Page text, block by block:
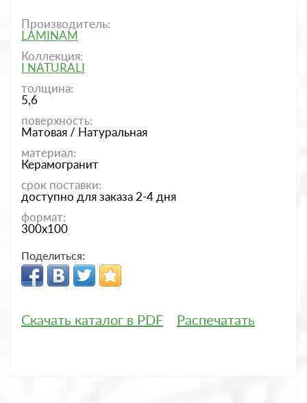
Производитель:
LAMINAM
Коллекция:
I NATURALI
толщина:
5,6
поверхность:
Матовая / Натуральная
материал:
Керамогранит
срок поставки:
доступно для заказа 2-4 дня
формат:
300x100
Поделиться:
Скачать каталог в PDF Распечатать